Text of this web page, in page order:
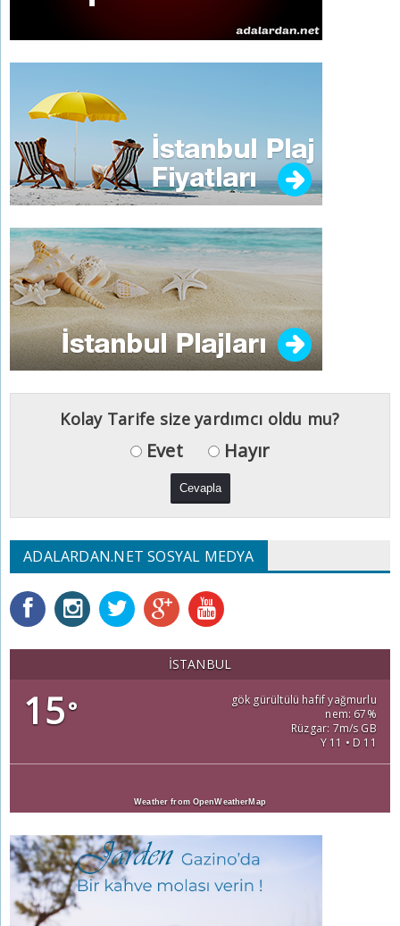
Kolay Tarife size yardımcı oldu mu?
Evet Hayır
ADALARDAN.NET SOSYAL MEDYA
İSTANBUL
15°
gök gürültülü hafif yağmurlu
nem: 67%
Rüzgar: 7m/s GB
Y 11 • D 11
Weather from OpenWeatherMap